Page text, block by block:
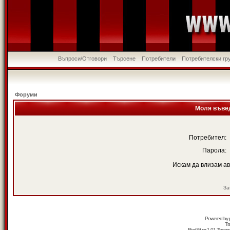
Въпроси/Отговори Търсене Потребители Потребителски
Форуми
Моля
Потребител:
Парола:
Искам да влизам
Powered by